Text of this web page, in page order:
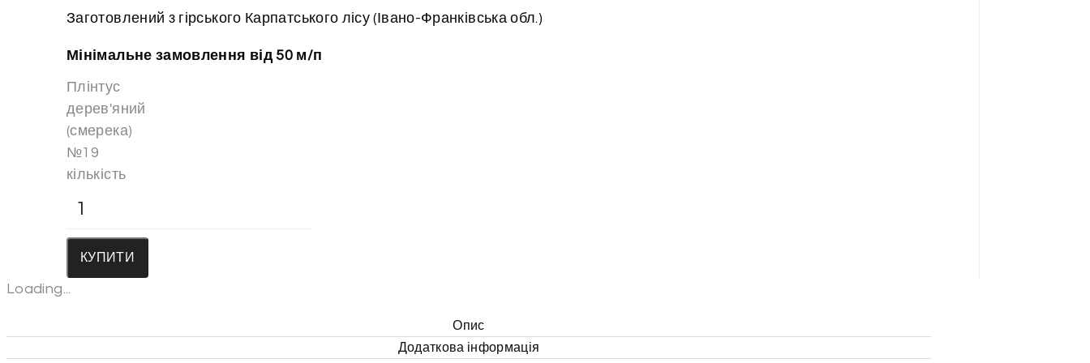
Заготовлений з гірського Карпатського лісу (Івано-Франківська обл.)
Мінімальне замовлення від 50 м/п
Плінтус
дерев'яний
(смерека)
№19
кількість
КУПИТИ
Loading...
Опис
Додаткова інформація